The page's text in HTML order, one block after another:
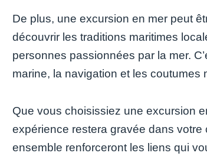
De plus, une excursion en mer peut
découvrir les traditions maritimes
personnes passionnées par la mer.
marine, la navigation et les coutumes
Que vous choisissiez une excursion
expérience restera gravée dans
ensemble renforceront les liens qui